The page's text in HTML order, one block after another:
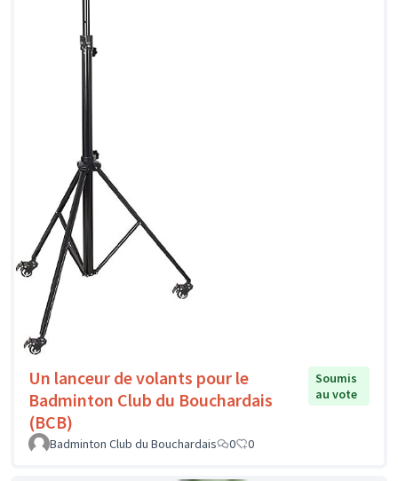
Un lanceur de volants pour le
Badminton Club du Bouchardais
(BCB)
Soumis
au vote
Badminton Club du Bouchardais 0 0